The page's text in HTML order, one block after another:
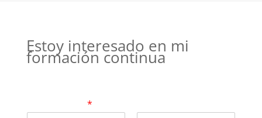
Estoy interesado en mi
formación continua
*